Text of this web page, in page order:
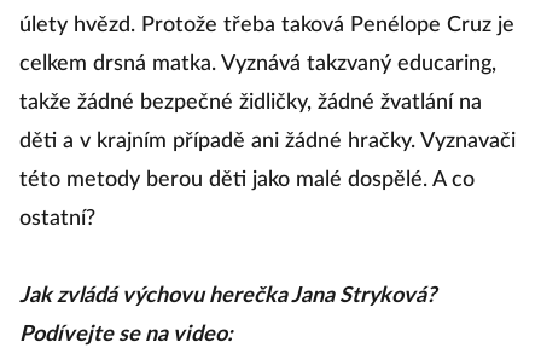
úlety hvězd. Protože třeba taková Penélope Cruz je
celkem drsná matka. Vyznává takzvaný educaring,
takže žádné bezpečné židličky, žádné žvatlání na
děti a v krajním případě ani žádné hračky. Vyznavači
této metody berou děti jako malé dospělé. A co
ostatní?
Jak zvládá výchovu herečka Jana Stryková?
Podívejte se na video: